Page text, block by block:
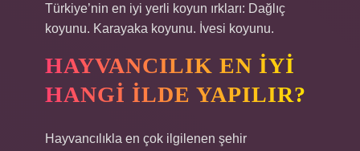
Türkiye’nin en iyi yerli koyun ırkları: Dağlıç
koyunu. Karayaka koyunu. İvesi koyunu.
HAYVANCILIK EN IYI
HANGI ILDE YAPILIR?
Hayvancılıkla en çok ilgilenen şehir